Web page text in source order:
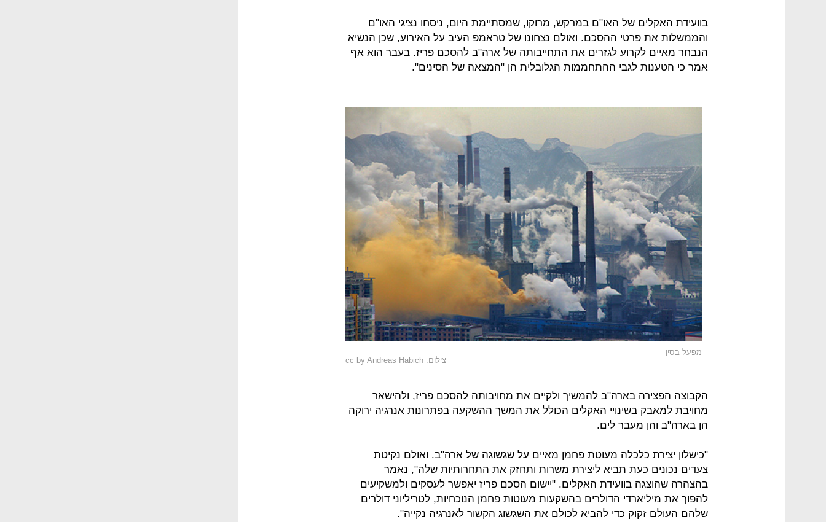
בוועידת האקלים של האו"ם במרקש, מרוקו, שמסתיימת היום, ניסחו נציגי האו"ם
והממשלות את פרטי ההסכם. ואולם נצחונו של טראמפ העיב על האירוע, שכן הנשיא
הנבחר מאיים לקרוע לגזרים את התחייבותה של ארה"ב להסכם פריז. בעבר הוא אף
אמר כי הטענות לגבי ההתחממות הגלובלית הן "המצאה של הסינים".
מפעל בסין
צילום: cc by Andreas Habich
הקבוצה הפצירה בארה"ב להמשיך ולקיים את מחויבותה להסכם פריז, ולהישאר
מחויבת למאבק בשינויי האקלים הכולל את המשך ההשקעה בפתרונות אנרגיה ירוקה
הן בארה"ב והן מעבר לים.
"כישלון יצירת כלכלה מעוטת פחמן מאיים על שגשוגה של ארה"ב. ואולם נקיטת
צעדים נכונים כעת תביא ליצירת משרות ותחזק את התחרותיות שלה", נאמר
בהצהרה שהוצגה בוועידת האקלים. "יישום הסכם פריז יאפשר לעסקים ולמשקיעים
להפוך את מיליארדי הדולרים בהשקעות מעוטות פחמן הנוכחיות, לטריליוני דולרים
שלהם העולם זקוק כדי להביא לכולם את השגשוג הקשור לאנרגיה נקייה".